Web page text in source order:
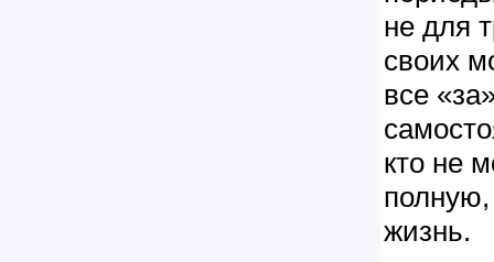
не для
своих
все
кто не
полную,
жизнь.